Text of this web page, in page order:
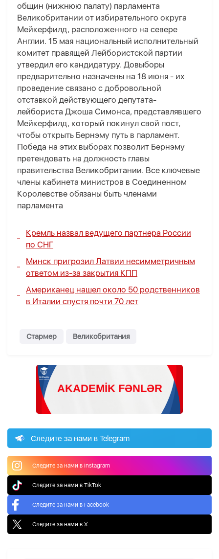
общин (нижнюю палату) парламента
Великобритании от избирательного округа
Мейкерфилд, расположенного на севере
Англии. 15 мая национальный исполнительный
комитет правящей Лейбористской партии
утвердил его кандидатуру. Довыборы
предварительно назначены на 18 июня - их
проведение связано с добровольной
отставкой действующего депутата-
лейбориста Джоша Симонса, представлявшего
Мейкерфилд, который покинул свой пост,
чтобы открыть Бернэму путь в парламент.
Победа на этих выборах позволит Бернэму
претендовать на должность главы
правительства Великобритании. Все ключевые
члены кабинета министров в Соединенном
Королевстве обязаны быть членами
парламента
Кремль назвал ведущего партнера России
по СНГ
Минск пригрозил Латвии несимметричным
ответом из-за закрытия КПП
Американец нашел около 50 родственников
в Италии спустя почти 70 лет
Стармер Великобритания
Следите за нами в Telegram
Следите за нами в Instagram
Следите за нами в TikTok
Следите за нами в Facebook
Следите за нами в X